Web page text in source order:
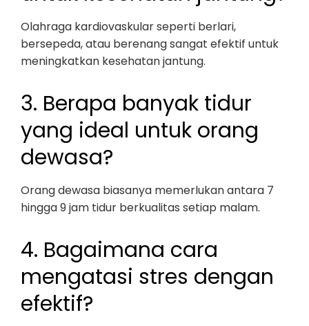
Olahraga kardiovaskular seperti berlari,
bersepeda, atau berenang sangat efektif untuk
meningkatkan kesehatan jantung.
3. Berapa banyak tidur
yang ideal untuk orang
dewasa?
Orang dewasa biasanya memerlukan antara 7
hingga 9 jam tidur berkualitas setiap malam.
4. Bagaimana cara
mengatasi stres dengan
efektif?